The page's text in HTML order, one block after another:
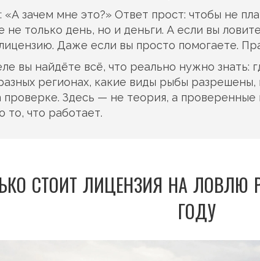
«А зачем мне это?» Ответ прост: чтобы не
не только день, но и деньги. А если вы
Даже если вы просто помогаете.
вы найдёте всё, что реально нужно знать:
регионах, какие виды рыбы
проверке. Здесь — не теория, а проверенные
то, что работает.
СТОИТ ЛИЦЕНЗИЯ НА ЛОВЛЮ
ГОДУ